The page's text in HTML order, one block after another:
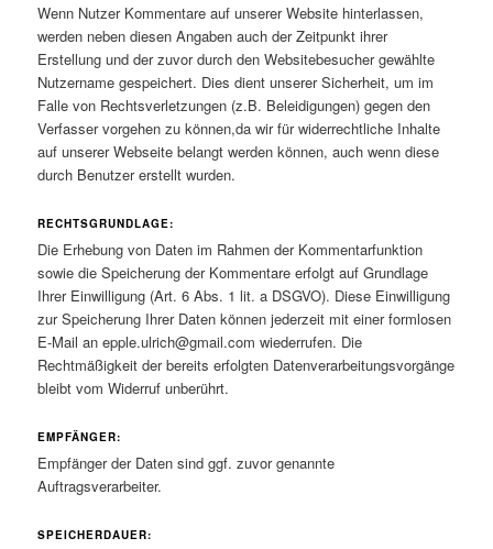
Wenn Nutzer Kommentare auf unserer Website hinterlassen,
werden neben diesen Angaben auch der Zeitpunkt ihrer
Erstellung und der zuvor durch den Websitebesucher gewählte
Nutzername gespeichert. Dies dient unserer Sicherheit, um im
Falle von Rechtsverletzungen (z.B. Beleidigungen) gegen den
Verfasser vorgehen zu können,da wir für widerrechtliche Inhalte
auf unserer Webseite belangt werden können, auch wenn diese
durch Benutzer erstellt wurden.
RECHTSGRUNDLAGE:
Die Erhebung von Daten im Rahmen der Kommentarfunktion
sowie die Speicherung der Kommentare erfolgt auf Grundlage
Ihrer Einwilligung (Art. 6 Abs. 1 lit. a DSGVO). Diese Einwilligung
zur Speicherung Ihrer Daten können jederzeit mit einer formlosen
E-Mail an epple.ulrich@gmail.com wiederrufen. Die
Rechtmäßigkeit der bereits erfolgten Datenverarbeitungsvorgänge
bleibt vom Widerruf unberührt.
EMPFÄNGER:
Empfänger der Daten sind ggf. zuvor genannte
Auftragsverarbeiter.
SPEICHERDAUER: